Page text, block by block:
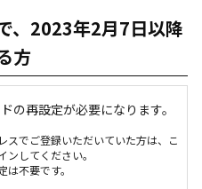
、2023年2月7日以降
方
の再設定が必要になります。
でご登録いただいていた方は、こ
してください。
不要です。